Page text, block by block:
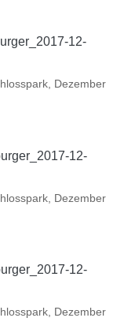
Dezember
Dezember
Dezember